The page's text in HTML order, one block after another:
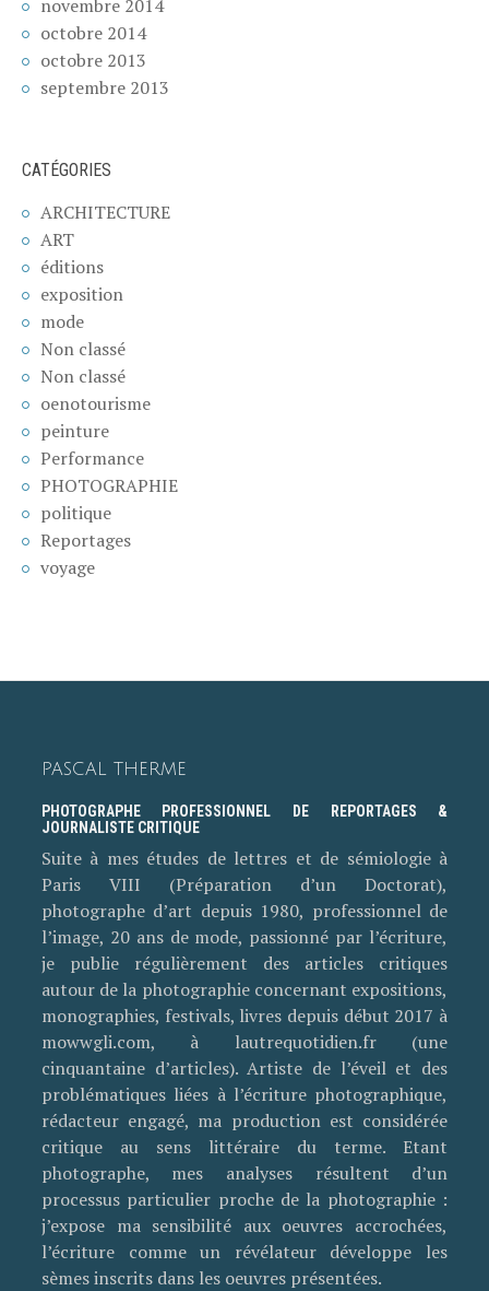
novembre 2014
octobre 2014
octobre 2013
septembre 2013
CATÉGORIES
ARCHITECTURE
ART
éditions
exposition
mode
Non classé
Non classé
oenotourisme
peinture
Performance
PHOTOGRAPHIE
politique
Reportages
voyage
PASCAL THERME
PHOTOGRAPHE PROFESSIONNEL DE REPORTAGES &
JOURNALISTE CRITIQUE
Suite à mes études de lettres et de sémiologie à
Paris VIII (Préparation d’un Doctorat),
photographe d’art depuis 1980, professionnel de
l’image, 20 ans de mode, passionné par l’écriture,
je publie régulièrement des articles critiques
autour de la photographie concernant expositions,
monographies, festivals, livres depuis début 2017 à
mowwgli.com, à lautrequotidien.fr (une
cinquantaine d’articles). Artiste de l’éveil et des
problématiques liées à l’écriture photographique,
rédacteur engagé, ma production est considérée
critique au sens littéraire du terme. Etant
photographe, mes analyses résultent d’un
processus particulier proche de la photographie :
j’expose ma sensibilité aux oeuvres accrochées,
l’écriture comme un révélateur développe les
sèmes inscrits dans les oeuvres présentées.